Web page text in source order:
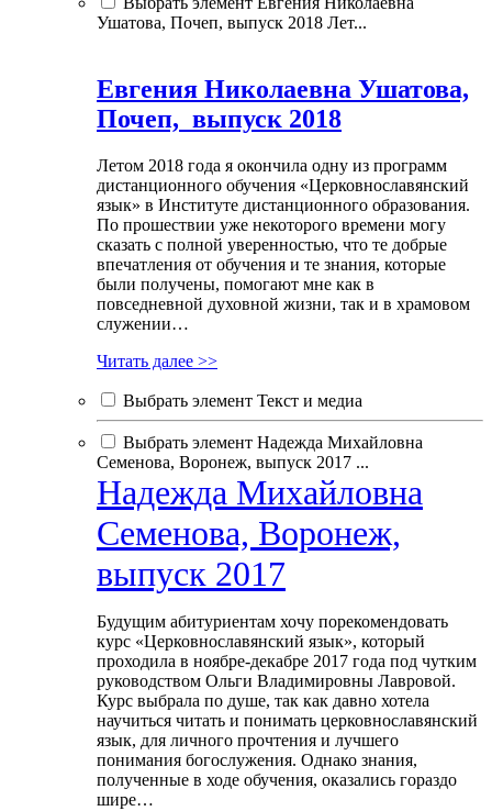
Ушатова, Почеп, выпуск 2018 Лет...
Евгения Николаевна Ушатова,
Почеп, выпуск 2018
Летом 2018 года я окончила одну из программ
дистанционного обучения «Церковнославянский
язык» в Институте дистанционного образования.
По прошествии уже некоторого времени могу
сказать с полной уверенностью, что те добрые
впечатления от обучения и те знания, которые
были получены, помогают мне как в
повседневной духовной жизни, так и в храмовом
служении…
Читать далее >>
Выбрать элемент Текст и медиа
Выбрать элемент Надежда Михайловна
Семенова, Воронеж, выпуск 2017 ...
Надежда Михайловна
Семенова, Воронеж,
выпуск 2017
Будущим абитуриентам хочу порекомендовать
курс «Церковнославянский язык», который
проходила в ноябре-декабре 2017 года под чутким
руководством Ольги Владимировны Лавровой.
Курс выбрала по душе, так как давно хотела
научиться читать и понимать церковнославянский
язык, для личного прочтения и лучшего
понимания богослужения. Однако знания,
полученные в ходе обучения, оказались гораздо
шире…